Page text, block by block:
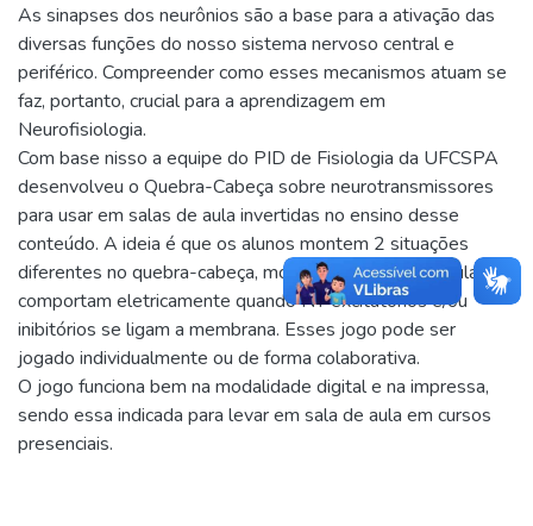
As sinapses dos neurônios são a base para a ativação das
diversas funções do nosso sistema nervoso central e
periférico. Compreender como esses mecanismos atuam se
faz, portanto, crucial para a aprendizagem em
Neurofisiologia.
Com base nisso a equipe do PID de Fisiologia da UFCSPA
desenvolveu o Quebra-Cabeça sobre neurotransmissores
para usar em salas de aula invertidas no ensino desse
conteúdo. A ideia é que os alunos montem 2 situações
diferentes no quebra-cabeça, mostrando como as células se
comportam eletricamente quando NT excitatórios e/ou
inibitórios se ligam a membrana. Esses jogo pode ser
jogado individualmente ou de forma colaborativa.
O jogo funciona bem na modalidade digital e na impressa,
sendo essa indicada para levar em sala de aula em cursos
presenciais.